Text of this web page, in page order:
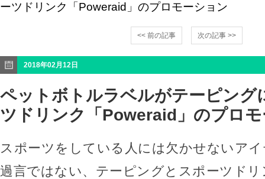
ーツドリンク「Poweraid」のプロモーション
<< 前の記事 次の記事 >>
2018年02月12日
ペットボトルラベルがテーピング
ツドリンク「Poweraid」のプロ
スポーツをしている人には欠かせないア
過言ではない、テーピングとスポーツド